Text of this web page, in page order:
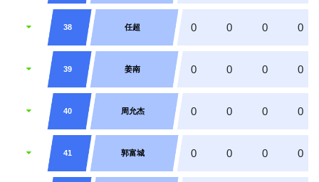
38 任超 0 0 0 0
39 姜南 0 0 0 0
40 周允杰 0 0 0 0
41 郭富城 0 0 0 0